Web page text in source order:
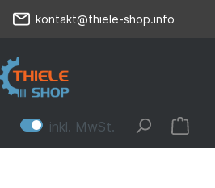
kontakt@thiele-shop.info
inkl. MwSt.